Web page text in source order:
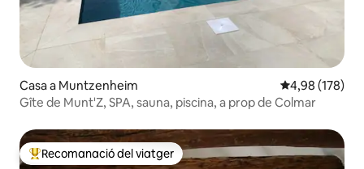
Casa a Muntzenheim 4,98 de
4,98 (178)
Gîte de Munt'Z, SPA, sauna, piscina, a prop de Colmar
Principals recomanacions dels viatgers
Recomanació del viatger